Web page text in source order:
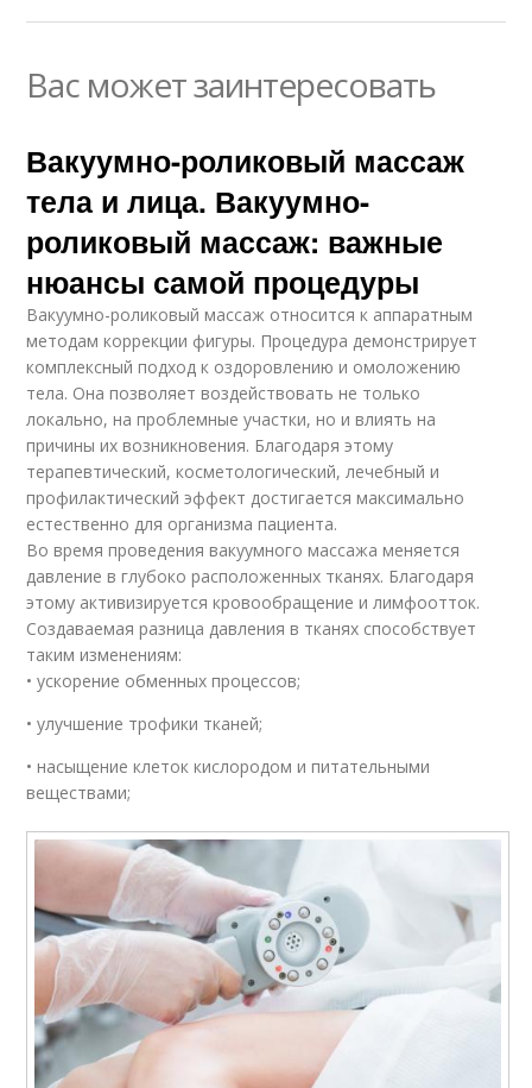
Вас может заинтересовать
Вакуумно-роликовый массаж
тела и лица. Вакуумно-
роликовый массаж: важные
нюансы самой процедуры
Вакуумно-роликовый массаж относится к аппаратным
методам коррекции фигуры. Процедура демонстрирует
комплексный подход к оздоровлению и омоложению
тела. Она позволяет воздействовать не только
локально, на проблемные участки, но и влиять на
причины их возникновения. Благодаря этому
терапевтический, косметологический, лечебный и
профилактический эффект достигается максимально
естественно для организма пациента.
Во время проведения вакуумного массажа меняется
давление в глубоко расположенных тканях. Благодаря
этому активизируется кровообращение и лимфоотток.
Создаваемая разница давления в тканях способствует
таким изменениям:
• ускорение обменных процессов;
• улучшение трофики тканей;
• насыщение клеток кислородом и питательными
веществами;